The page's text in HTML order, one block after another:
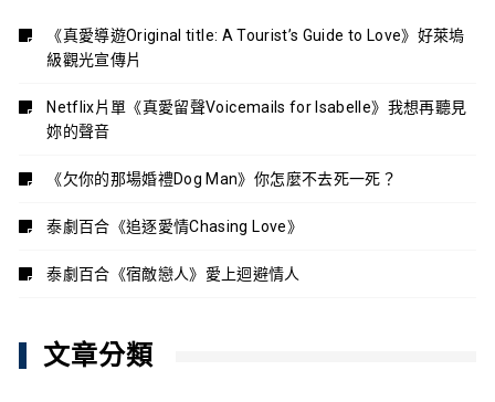
《真愛導遊Original title: A Tourist’s Guide to Love》好萊塢
級觀光宣傳片
Netflix片單《真愛留聲Voicemails for Isabelle》我想再聽見
妳的聲音
《欠你的那場婚禮Dog Man》你怎麼不去死一死？
泰劇百合《追逐愛情Chasing Love》
泰劇百合《宿敵戀人》愛上迴避情人
文章分類